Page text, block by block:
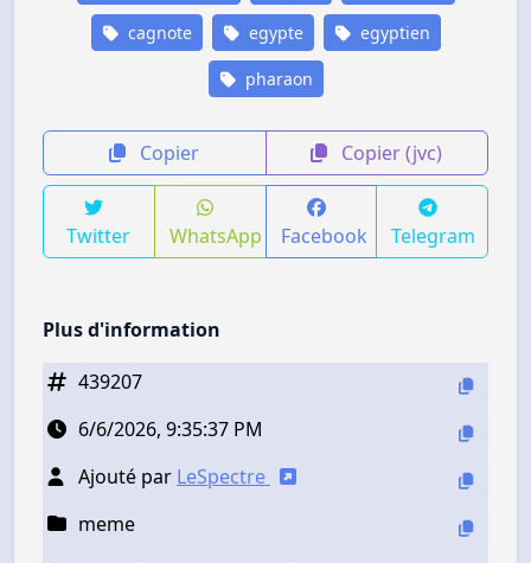
cagnote egypte egyptien
pharaon
Copier Copier (jvc)
Twitter WhatsApp Facebook Telegram
Plus d'information
439207
6/6/2026, 9:35:37 PM
Ajouté par LeSpectre
meme